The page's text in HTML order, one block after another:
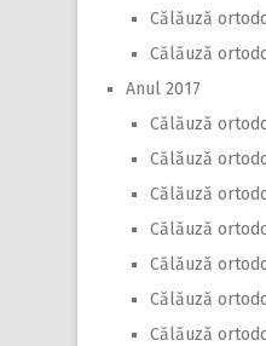
Călăuză
Călăuză
Anul 2017
Călăuză
Călăuză
Călăuză
Călăuză
Călăuză
Călăuză
Călăuză